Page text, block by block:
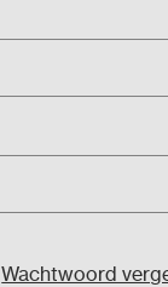
Wachtwoord